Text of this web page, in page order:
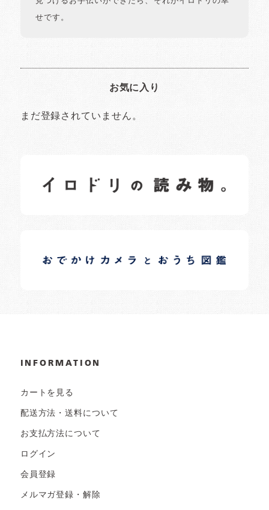
せです。
お気に入り
まだ登録されていません。
日常の様子など随時更新中です。
日常の様子など随時更新中です。
INFORMATION
カートを見る
配送方法・送料について
お支払方法について
ログイン
会員登録
メルマガ登録・解除